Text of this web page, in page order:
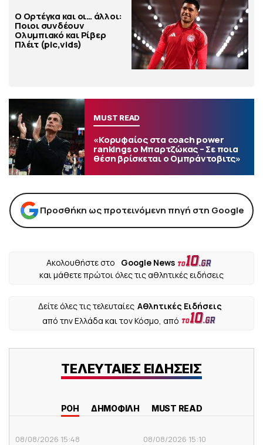
Ο Ορτέγκα και οι… άλλοι:
Ποιοι συνδέουν
Ολυμπιακό και Ρίβερ
Πλέιτ (pic,vids)
MUST READ
«Κορυφαίος στα coach power
rankings ο Μπαρτζώκας – Σε ποια
θέση βρίσκεται ο Ομπράντοβιτς»
Προσθήκη ως προτεινόμενη πηγή στη Google
Ακολουθήστε στο
Google News
και μάθετε πρώτοι όλες τις αθλητικές ειδήσεις
Δείτε όλες τις τελευταίες Αθλητικές Ειδήσεις
από την Ελλάδα και τον Κόσμο, από
ΤΕΛΕΥΤΑΙΕΣ ΕΙΔΗΣΕΙΣ
ΡΟΗ ΔΗΜΟΦΙΛΗ MUST READ
08/08/2026 15:48 08/08/2026 15:10